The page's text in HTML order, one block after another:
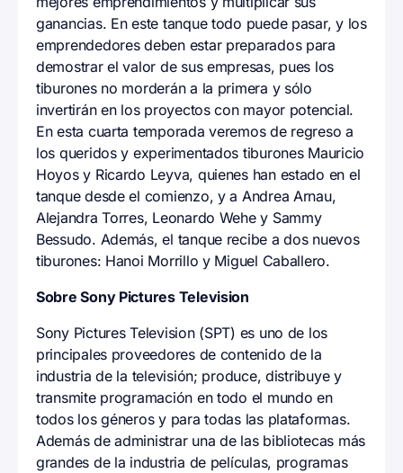
ganancias. En este tanque todo puede pasar, y los
emprendedores deben estar preparados para
demostrar el valor de sus empresas, pues los
tiburones no morderán a la primera y sólo
invertirán en los proyectos con mayor potencial.
En esta cuarta temporada veremos de regreso a
los queridos y experimentados tiburones Mauricio
Hoyos y Ricardo Leyva, quienes han estado en el
tanque desde el comienzo, y a Andrea Arnau,
Alejandra Torres, Leonardo Wehe y Sammy
Bessudo. Además, el tanque recibe a dos nuevos
tiburones: Hanoi Morrillo y Miguel Caballero.
Sobre Sony Pictures Television
Sony Pictures Television (SPT) es uno de los
principales proveedores de contenido de la
industria de la televisión; produce, distribuye y
transmite programación en todo el mundo en
todos los géneros y para todas las plataformas.
Además de administrar una de las bibliotecas más
grandes de la industria de películas, programas